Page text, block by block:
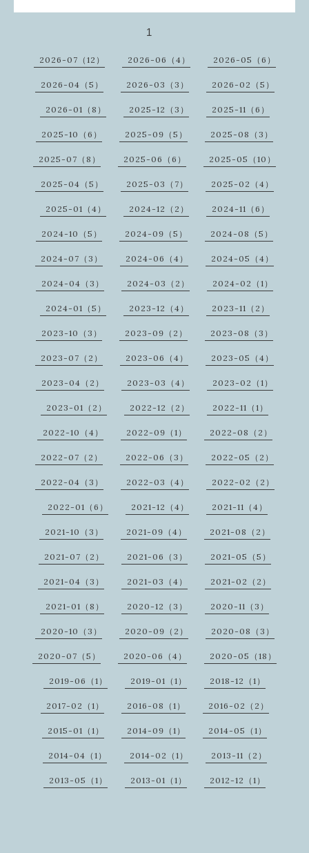
1
2026-07（12） 2026-06（4） 2026-05（6）
2026-04（5） 2026-03（3） 2026-02（5）
2026-01（8） 2025-12（3） 2025-11（6）
2025-10（6） 2025-09（5） 2025-08（3）
2025-07（8） 2025-06（6） 2025-05（10）
2025-04（5） 2025-03（7） 2025-02（4）
2025-01（4） 2024-12（2） 2024-11（6）
2024-10（5） 2024-09（5） 2024-08（5）
2024-07（3） 2024-06（4） 2024-05（4）
2024-04（3） 2024-03（2） 2024-02（1）
2024-01（5） 2023-12（4） 2023-11（2）
2023-10（3） 2023-09（2） 2023-08（3）
2023-07（2） 2023-06（4） 2023-05（4）
2023-04（2） 2023-03（4） 2023-02（1）
2023-01（2） 2022-12（2） 2022-11（1）
2022-10（4） 2022-09（1） 2022-08（2）
2022-07（2） 2022-06（3） 2022-05（2）
2022-04（3） 2022-03（4） 2022-02（2）
2022-01（6） 2021-12（4） 2021-11（4）
2021-10（3） 2021-09（4） 2021-08（2）
2021-07（2） 2021-06（3） 2021-05（5）
2021-04（3） 2021-03（4） 2021-02（2）
2021-01（8） 2020-12（3） 2020-11（3）
2020-10（3） 2020-09（2） 2020-08（3）
2020-07（5） 2020-06（4） 2020-05（18）
2019-06（1） 2019-01（1） 2018-12（1）
2017-02（1） 2016-08（1） 2016-02（2）
2015-01（1） 2014-09（1） 2014-05（1）
2014-04（1） 2014-02（1） 2013-11（2）
2013-05（1） 2013-01（1） 2012-12（1）